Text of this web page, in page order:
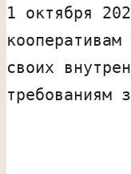
1 октября
своих
требованиям